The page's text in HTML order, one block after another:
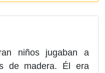
niños jugaban a
de madera. Él era